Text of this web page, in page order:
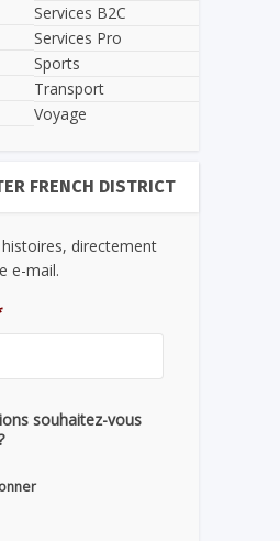
Services B2C
Services Pro
Sports
Transport
Voyage
FRENCH DISTRICT
directement
e-mail.
souhaitez-vous